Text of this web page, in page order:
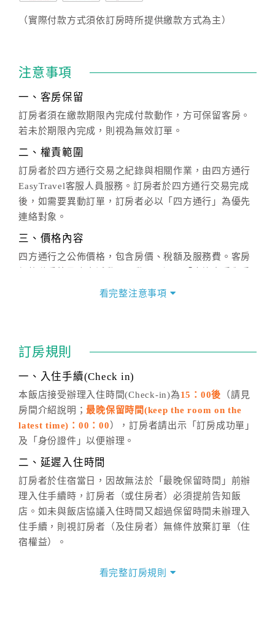
（實際付款方式須依訂房時所提供繳款方式為主）
注意事項
一、客房保留
訂房者須在繳款期限內完成付款動作，方可保留客房。
若未於期限內完成，則視為無效訂單。
二、權責範圍
訂房者於四方通行交易之紀錄與相關作業，由四方通行
EasyTravel客服人員服務。訂房者於四方通行交易完成
後，如需要異動訂單，訂房者必以「四方通行」為優先
連絡對象。
三、價格內容
四方通行之公佈價格，包含房價、稅額及服務費。客房
價」之當日價格為標準。
話方式異動訂單。
※非客服時間之申辦異動，皆為次日計算及辦理。
五、客服時間
週一至週日，上午9:00～晚上6:00
六、聯絡方式
(07)9682715 。
看完整注意事項
訂房規則
一、入住手續(Check in)
本飯店接受辦理入住時間(Check-in)為15：00後 （請見
房間介紹說明；最晚保留時間(keep the room on the
latest time)：00：00 ），訂房者請出示「訂房成功單」
及「身份證件」以便辦理。
二、延遲入住時間
訂房者於住宿當日，因故無法於「最晚保留時間」前辦
理入住手續時，訂房者（或住房者）必須提前告知飯
店。如未與飯店協議入住時間又超過保留時間未辦理入
住手續，則視訂房者（及住房者）無條件放棄訂單（住
宿權益）。
看完整訂房規則